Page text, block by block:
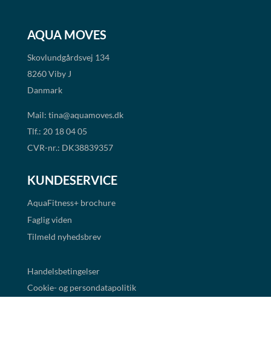
AQUA MOVES
Skovlundgårdsvej 134
8260 Viby J
Danmark
Mail: tina@aquamoves.dk
Tlf.: 20 18 04 05
CVR-nr.: DK38839357
KUNDESERVICE
AquaFitness+ brochure
Faglig viden
Tilmeld nyhedsbrev
Handelsbetingelser
Cookie- og persondatapolitik